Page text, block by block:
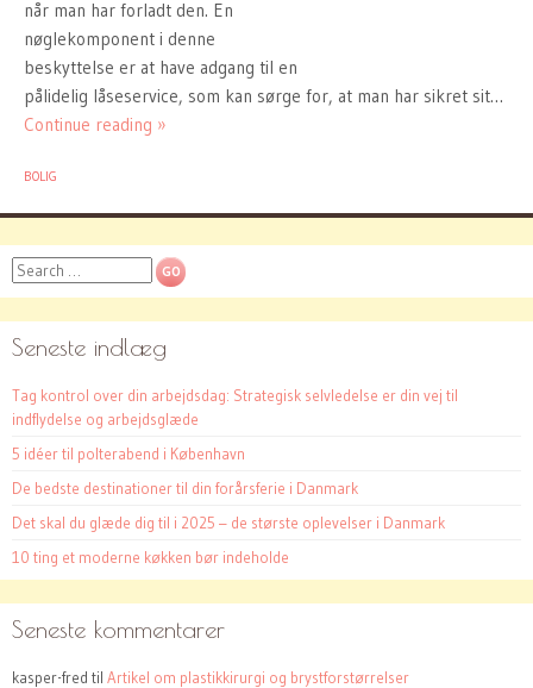
når man har forladt den. En
nøglekomponent i denne
beskyttelse er at have adgang til en
pålidelig låseservice, som kan sørge for, at man har sikret sit…
Continue reading »
BOLIG
Search
Seneste indlæg
Tag kontrol over din arbejdsdag: Strategisk selvledelse er din vej til
indflydelse og arbejdsglæde
5 idéer til polterabend i København
De bedste destinationer til din forårsferie i Danmark
Det skal du glæde dig til i 2025 – de største oplevelser i Danmark
10 ting et moderne køkken bør indeholde
Seneste kommentarer
kasper-fred til Artikel om plastikkirurgi og brystforstørrelser